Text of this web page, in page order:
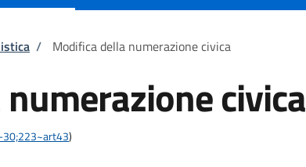
/ Modifica della numerazione civica
civica
30;223~art43)